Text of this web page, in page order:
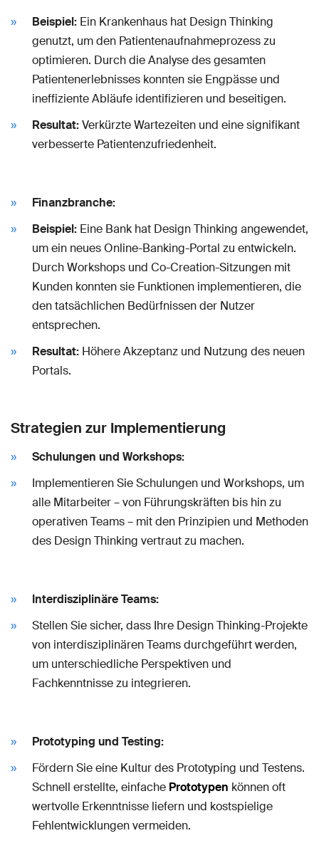
Beispiel: Ein Krankenhaus hat Design Thinking
genutzt, um den Patientenaufnahmeprozess zu
optimieren. Durch die Analyse des gesamten
Patientenerlebnisses konnten sie Engpässe und
ineffiziente Abläufe identifizieren und beseitigen.
Resultat:Verkürzte Wartezeiten und eine signifikant
verbesserte Patientenzufriedenheit.
Finanzbranche:
Beispiel: Eine Bank hat Design Thinking angewendet,
um ein neues Online-Banking-Portal zu entwickeln.
Durch Workshops und Co-Creation-Sitzungen mit
Kunden konnten sie Funktionen implementieren, die
den tatsächlichen Bedürfnissen der Nutzer
entsprechen.
Resultat: Höhere Akzeptanz und Nutzung des neuen
Portals.
Strategien zur Implementierung
Schulungen und Workshops:
Implementieren Sie Schulungen und Workshops, um
alle Mitarbeiter – von Führungskräften bis hin zu
operativen Teams – mit den Prinzipien und Methoden
des Design Thinking vertraut zu machen.
Interdisziplinäre Teams:
Stellen Sie sicher, dass Ihre Design Thinking-Projekte
von interdisziplinären Teams durchgeführt werden,
um unterschiedliche Perspektiven und
Fachkenntnisse zu integrieren.
Prototyping und Testing:
Fördern Sie eine Kultur des Prototyping und Testens.
Schnell erstellte, einfache Prototypen können oft
wertvolle Erkenntnisse liefern und kostspielige
Fehlentwicklungen vermeiden.